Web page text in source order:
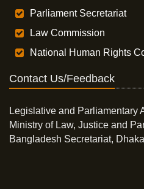
Parliament Secretariat
Law Commission
National Human Rights
Contact Us/Feedback
Legislative and Parliamentary
Ministry of Law, Justice and
Bangladesh Secretariat,